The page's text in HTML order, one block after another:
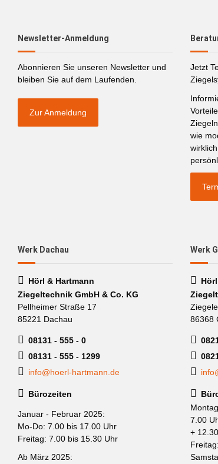
Newsletter-Anmeldung
Abonnieren Sie unseren Newsletter und
bleiben Sie auf dem Laufenden.
Zur Anmeldung
Jetzt
wie
Werk Dachau
Hörl & Hartmann
Ziegeltechnik GmbH & Co. KG
Pellheimer Straße 17
85221 Dachau
08131 - 555 - 0
08131 - 555 - 1299
info@hoerl-hartmann.de
Bürozeiten
Januar - Februar 2025:
Mo-Do: 7.00 bis 17.00 Uhr
Freitag: 7.00 bis 15.30 Uhr
Ab März 2025:
Werk
86368
7.00
+